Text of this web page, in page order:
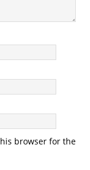
browser for the